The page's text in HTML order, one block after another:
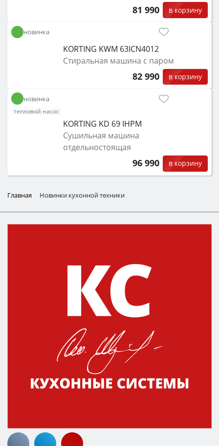
81 990 в корзину
новинка
KORTING KWM 63ICN4012
Стиральная машина с паром
82 990 в корзину
новинка
тепловой насос
KORTING KD 69 IHPM
Сушильная машина
отдельностоящая
96 990 в корзину
Главная Новинки кухонной техники